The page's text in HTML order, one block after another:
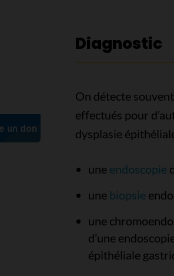
Diagnostic
On détecte
effectués pour
dysplasie
une endoscopie
une biopsie
une
d’une
épithéliale